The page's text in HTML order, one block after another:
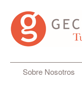
Sobre Nosotros